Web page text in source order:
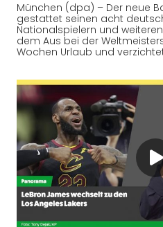
München (dpa) – Der neue
gestattet seinen acht
Nationalspielern und
dem Aus bei der
Wochen Urlaub und